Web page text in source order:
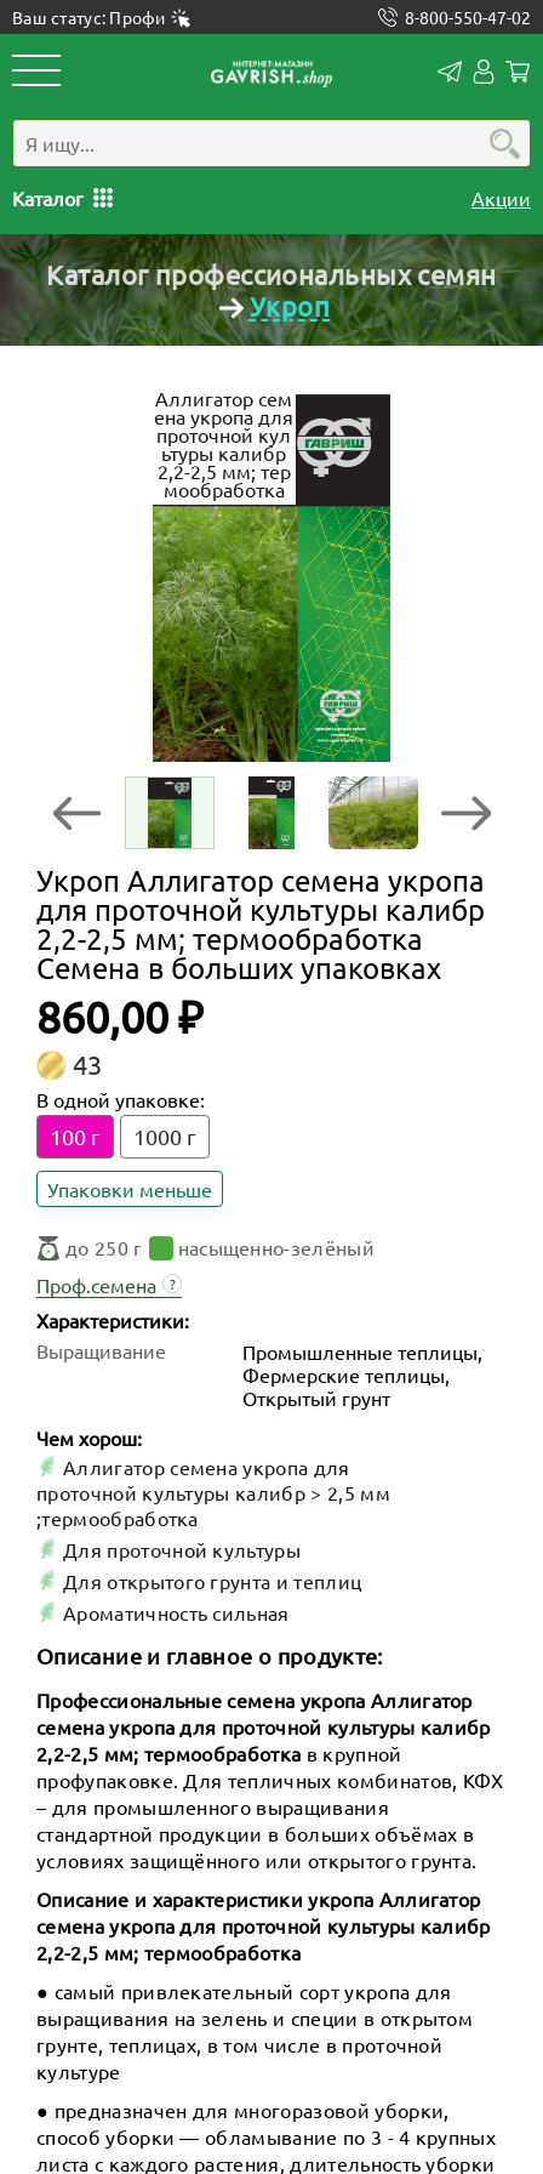
Ваш статус: Профи 8-800-550-47-02
Каталог Акции
Каталог профессиональных семян
Укроп
Аллигатор сем
ена укропа для
проточной кул
ьтуры калибр
2,2-2,5 мм; тер
мообработка
Укроп Аллигатор семена укропа
для проточной культуры калибр
2,2-2,5 мм; термообработка
Семена в больших упаковках
860,00 ₽
43
В одной упаковке:
100 г 1000 г
Упаковки меньше
до 250 г
насыщенно-зелёный
Проф.семена
?
Характеристики:
Выращивание
Промышленные теплицы,
Фермерские теплицы,
Открытый грунт
Чем хорош:
Аллигатор семена укропа для
проточной культуры калибр > 2,5 мм
;термообработка
Для проточной культуры
Для открытого грунта и теплиц
Ароматичность сильная
Описание и главное о продукте:
Профессиональные семена укропа Аллигатор
семена укропа для проточной культуры калибр
2,2-2,5 мм; термообработка в крупной
профупаковке. Для тепличных комбинатов, КФХ
– для промышленного выращивания
стандартной продукции в больших объёмах в
условиях защищённого или открытого грунта.
Описание и характеристики укропа Аллигатор
семена укропа для проточной культуры калибр
2,2-2,5 мм; термообработка
● самый привлекательный сорт укропа для
выращивания на зелень и специи в открытом
грунте, теплицах, в том числе в проточной
культуре
● предназначен для многоразовой уборки,
способ уборки — обламывание по 3 - 4 крупных
листа с каждого растения, длительность уборки